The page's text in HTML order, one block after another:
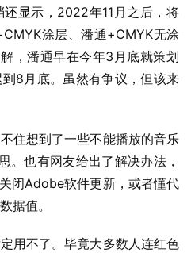
显示，2022年11月之后，将
涂层、潘通+CMYK无涂
，潘通早在今年3月底就策划
8月底。虽然有争议，但该来
住想到了一些不能播放的音乐
也有网友给出了解决办法，
闭Adobe软件更新，或者懂代
据值。
用不了。毕竟大多数人连红色